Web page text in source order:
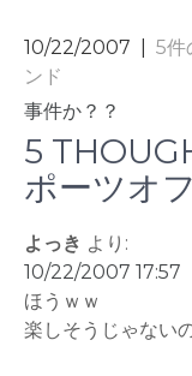
10/22/2007 5件
ンド
投
稿
ナ
ゲ
ー
シ
事件か？？
5
ポーツオ
よっき より:
10/22/2007 17:57
ほうｗｗ
楽しそうじゃない